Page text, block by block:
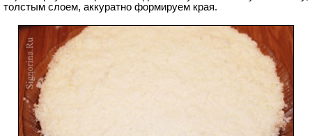
толстым слоем, аккуратно формируем края.